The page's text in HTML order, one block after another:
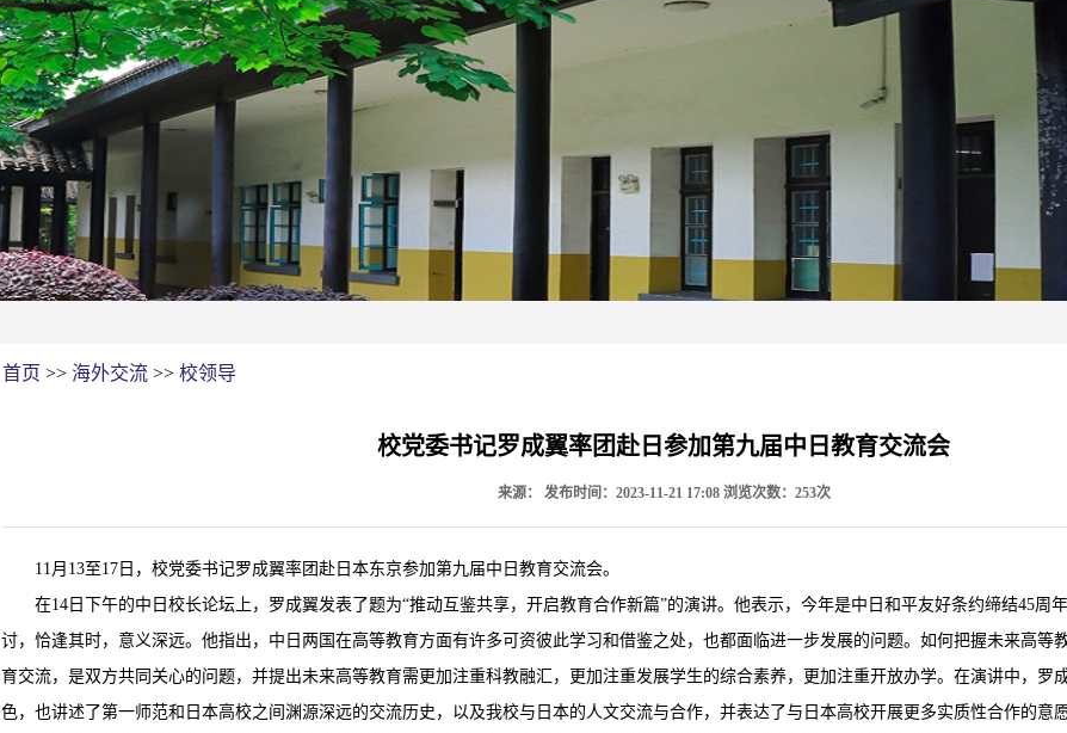
首页 >> 海外交流 >> 校领导
校党委书记罗成翼率团赴日参加第九届中日教育交流会
来源： 发布时间：2023-11-21 17:08浏览次数： 253次
11月13至17日，校党委书记罗成翼率团赴日本东京参加第九届中日教育交流会。
在14日下午的中日校长论坛上，罗成翼发表了题为“推动互鉴共享，开启教育合作新篇”的演讲。他表示，今年是中日和平友好条约缔结45周
讨，恰逢其时，意义深远。他指出，中日两国在高等教育方面有许多可资彼此学习和借鉴之处，也都面临进一步发展的问题。如何把握未来高等
育交流，是双方共同关心的问题，并提出未来高等教育需更加注重科教融汇，更加注重发展学生的综合素养，更加注重开放办学。在演讲中，罗
色，也讲述了第一师范和日本高校之间渊源深远的交流历史，以及我校与日本的人文交流与合作，并表达了与日本高校开展更多实质性合作的意